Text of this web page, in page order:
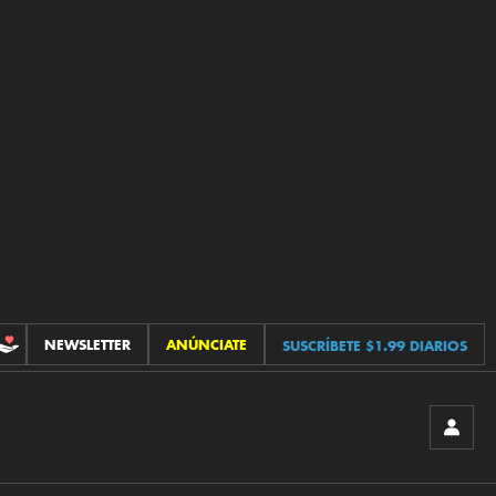
CONTRIBUCIONES
NEWSLETTER ANÚNCIATE SUSCRÍBETE $1.99 DIARIOS